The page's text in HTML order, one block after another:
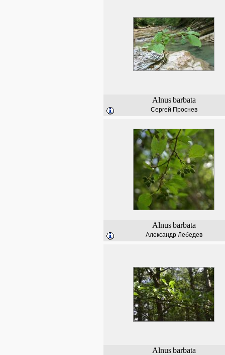
Alnus barbata
Сергей Проснев
Alnus barbata
Александр Лебедев
Alnus barbata